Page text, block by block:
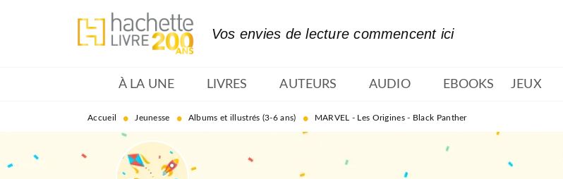
MENU RECHERCHE
Vos envies de lecture commencent ici
À LA UNE LIVRES AUTEURS AUDIO EBOOKS JEUX
Accueil • Jeunesse • Albums et illustrés (3-6 ans) • MARVEL - Les Origines - Black Panther